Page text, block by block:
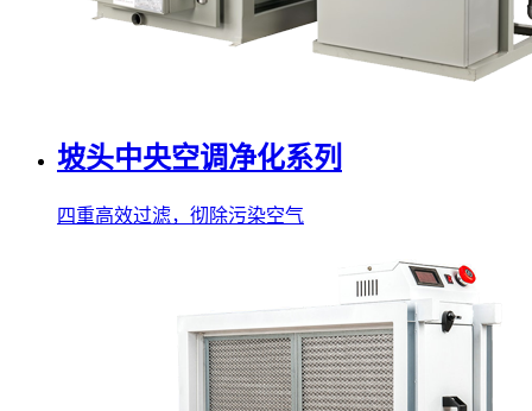
坡头中央空调净化系列
四重高效过滤，彻除污染空气